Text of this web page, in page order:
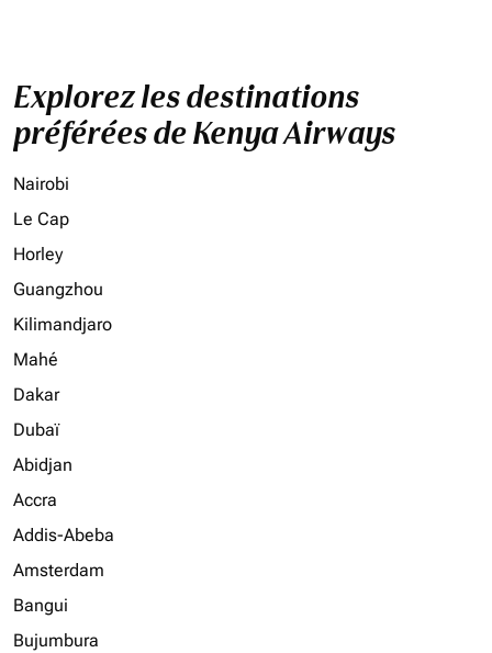
Explorez les destinations
préférées de Kenya Airways
Nairobi
Le Cap
Horley
Guangzhou
Kilimandjaro
Mahé
Dakar
Dubaï
Abidjan
Accra
Addis-Abeba
Amsterdam
Bangui
Bujumbura